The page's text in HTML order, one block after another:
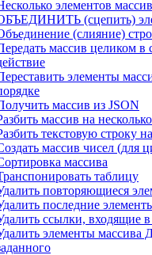
элементов
(сцепить)
(слияние)
массив целиком в
элементы
массив из JSON
массив на
текстовую строку
массив чисел (для
массива
таблицу
повторяющиеся
последние
ссылки, входящие в
элементы